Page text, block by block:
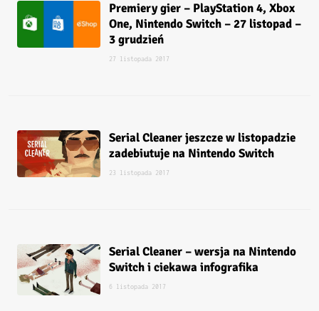
Premiery gier – PlayStation 4, Xbox
One, Nintendo Switch – 27 listopad –
3 grudzień
27 listopada 2017
Serial Cleaner jeszcze w listopadzie
zadebiutuje na Nintendo Switch
23 listopada 2017
Serial Cleaner – wersja na Nintendo
Switch i ciekawa infografika
6 listopada 2017